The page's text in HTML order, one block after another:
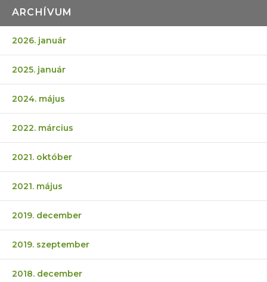
ARCHÍVUM
2026. január
2025. január
2024. május
2022. március
2021. október
2021. május
2019. december
2019. szeptember
2018. december